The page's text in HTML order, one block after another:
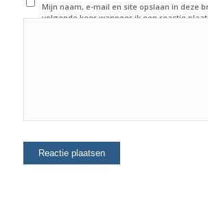
Mijn naam, e-mail en site opslaan in deze
volgende keer wanneer ik een reactie